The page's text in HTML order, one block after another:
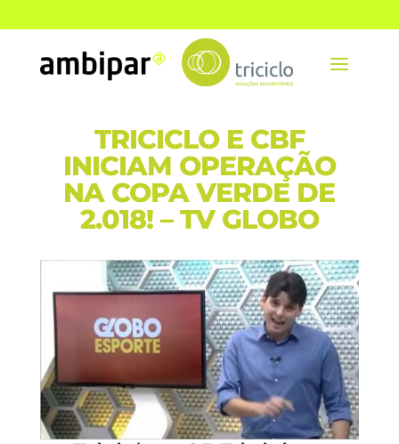
TRICICLO E CBF
INICIAM OPERAÇÃO
NA COPA VERDE DE
2.018! – TV GLOBO